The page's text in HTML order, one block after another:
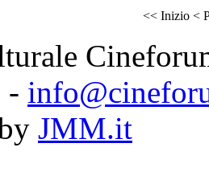
<< Inizio<
-
JMM.it